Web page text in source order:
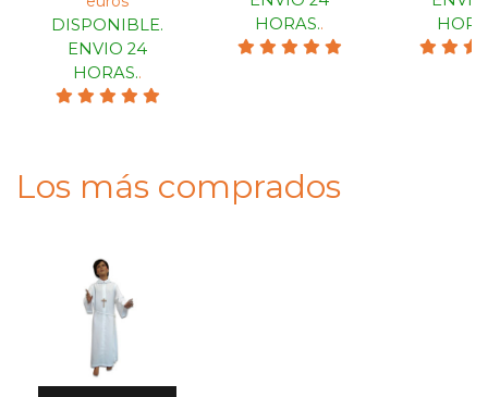
DISPONIBLE.
ENVIO 24
HORAS..
HORAS..
Los más comprados